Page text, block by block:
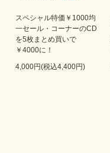
スペシャル特価￥1000均
一セール・コーナーのCD
を5枚まとめ買いで
￥4000に！
4,000円(税込4,400円)